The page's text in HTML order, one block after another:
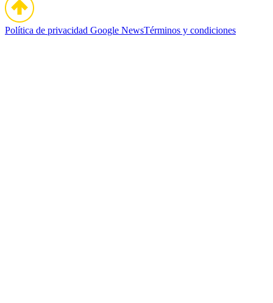
Política de privacidad Google NewsTérminos y condiciones